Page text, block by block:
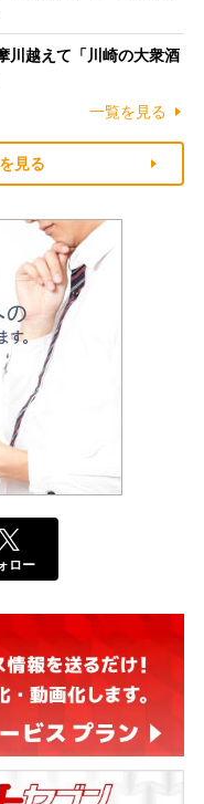
川越えて「川崎の大衆酒
一覧を見る
見る
ロー